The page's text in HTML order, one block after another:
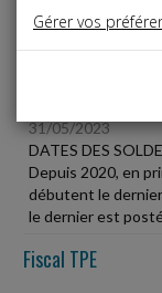
Liste des
31/05/2023
DATES DES
Depuis 2020, en
débutent le
le dernier est
Fiscal TPE
Gérer vos